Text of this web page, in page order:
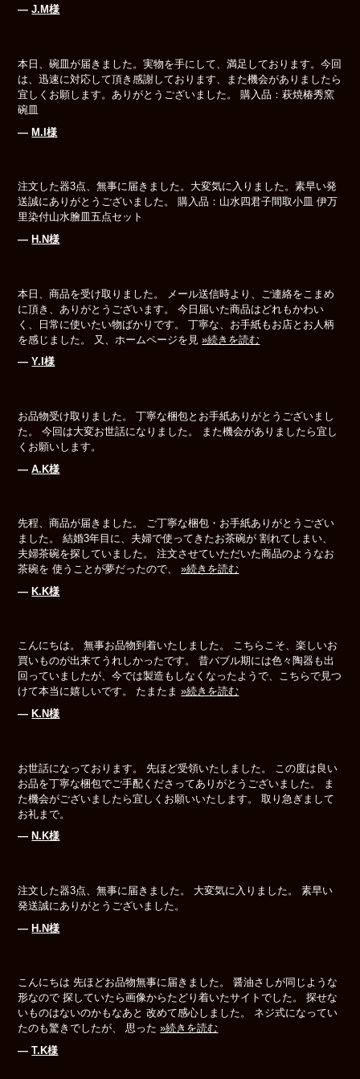
―J.M様
本日、碗皿が届きました。実物を手にして、満足しております。今回
は、迅速に対応して頂き感謝しております、また機会がありましたら
宜しくお願します。ありがとうございました。 購入品：萩焼椿秀窯
碗皿
―M.I様
注文した器3点、無事に届きました。大変気に入りました。素早い発
送誠にありがとうございました。 購入品：山水四君子間取小皿 伊万
里染付山水膾皿五点セット
― H.N様
本日、商品を受け取りました。 メール送信時より、ご連絡をこまめ
に頂き、ありがとうございます。 今日届いた商品はどれもかわい
く、日常に使いたい物ばかりです。 丁寧な、お手紙もお店とお人柄
を感じました。 又、ホームページを見»続きを読む
―Y.I様
お品物受け取りました。 丁寧な梱包とお手紙ありがとうございまし
た。 今回は大変お世話になりました。 また機会がありましたら宜し
くお願いします。
―A.K様
先程、商品が届きました。 ご丁寧な梱包・お手紙ありがとうござい
ました。 結婚3年目に、夫婦で使ってきたお茶碗が 割れてしまい、
夫婦茶碗を探していました。 注文させていただいた商品のようなお
茶碗を 使うことが夢だったので、»続きを読む
― K.K様
こんにちは。 無事お品物到着いたしました。 こちらこそ、楽しいお
買いものが出来てうれしかったです。 昔バブル期には色々陶器も出
回っていましたが、今では製造もしなくなったようで、こちらで見つ
けて本当に嬉しいです。 たまたま»続きを読む
― K.N様
お世話になっております。 先ほど受領いたしました。 この度は良い
お品を丁寧な梱包でご手配くださってありがとうございました。 ま
た機会がございましたら宜しくお願いいたします。 取り急ぎまして
お礼まで。
― N.K様
注文した器3点、無事に届きました。 大変気に入りました。 素早い
発送誠にありがとうございました。
― H.N様
こんにちは 先ほどお品物無事に届きました。 醤油さしが同じような
形なので 探していたら画像からたどり着いたサイトでした。 探せな
いものはないのかもなあと 改めて感心しました。 ネジ式になってい
たのも驚きでしたが、 思った»続きを読む
―T.K様